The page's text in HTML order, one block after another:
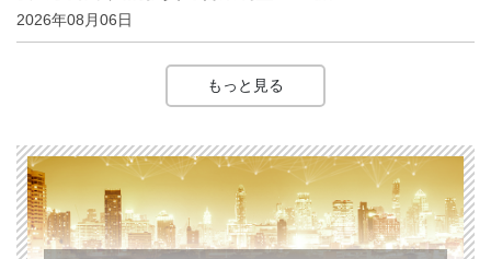
2026年08月06日
もっと見る